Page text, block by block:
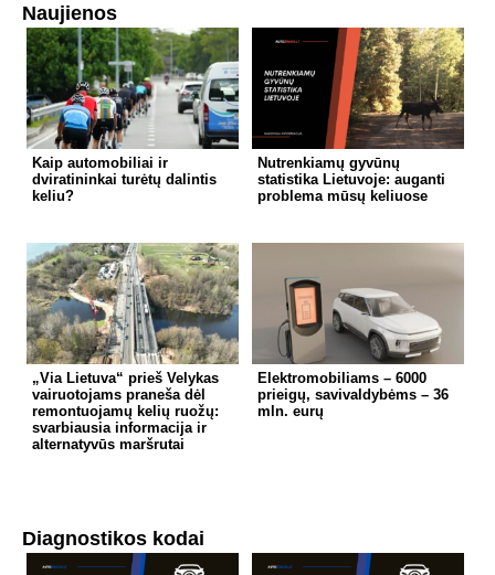
Naujienos
Kaip automobiliai ir
dviratininkai turėtų dalintis
keliu?
Nutrenkiamų gyvūnų
statistika Lietuvoje: auganti
problema mūsų keliuose
„Via Lietuva“ prieš Velykas
vairuotojams praneša dėl
remontuojamų kelių ruožų:
svarbiausia informacija ir
alternatyvūs maršrutai
Elektromobiliams – 6000
prieigų, savivaldybėms – 36
mln. eurų
Diagnostikos kodai